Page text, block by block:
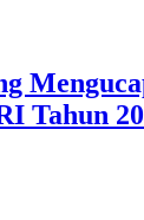
Tahun